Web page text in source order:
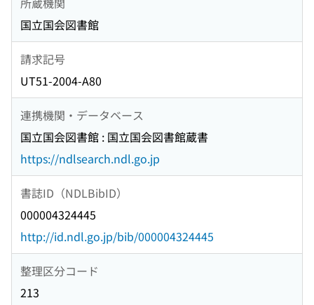
国立国会図書館
請求記号
UT51-2004-A80
連携機関・データベース
国立国会図書館 : 国立国会図書館蔵書
https://ndlsearch.ndl.go.jp
書誌ID（NDLBibID）
000004324445
http://id.ndl.go.jp/bib/000004324445
整理区分コード
213